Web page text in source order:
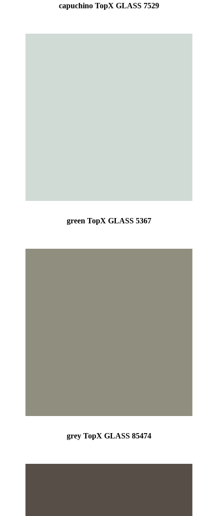
capuchino TopX GLASS 7529
green TopX GLASS 5367
grey TopX GLASS 85474